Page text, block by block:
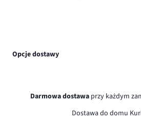
Opcje dostawy
Darmowa dostawa przy każdym
Dostawa do domu